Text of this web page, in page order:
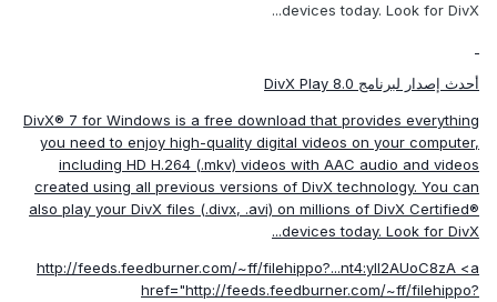
devices today. Look for DivX...
أحدث إصدار لبرنامج DivX Play 8.0
DivX® 7 for Windows is a free download that provides everything
you need to enjoy high-quality digital videos on your computer,
including HD H.264 (.mkv) videos with AAC audio and videos
created using all previous versions of DivX technology. You can
also play your DivX files (.divx, .avi) on millions of DivX Certified®
devices today. Look for DivX...
http://feeds.feedburner.com/~ff/filehippo?...nt4:yIl2AUoC8zA <a
href="http://feeds.feedburner.com/~ff/filehippo?